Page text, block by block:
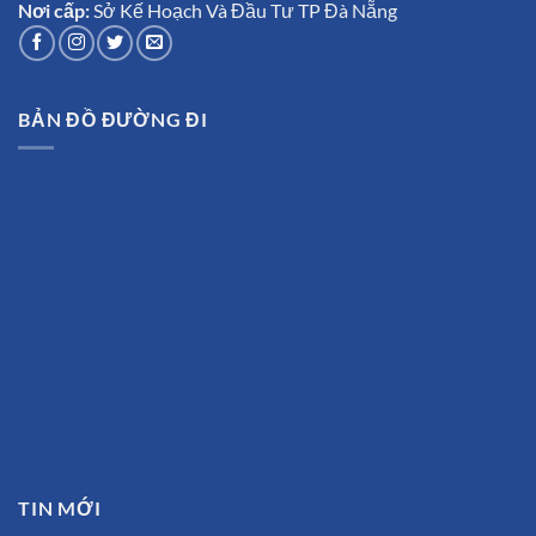
Nơi cấp:Sở Kế Hoạch Và Đầu Tư TP Đà Nẵng
BẢN ĐỒ ĐƯỜNG ĐI
TIN MỚI